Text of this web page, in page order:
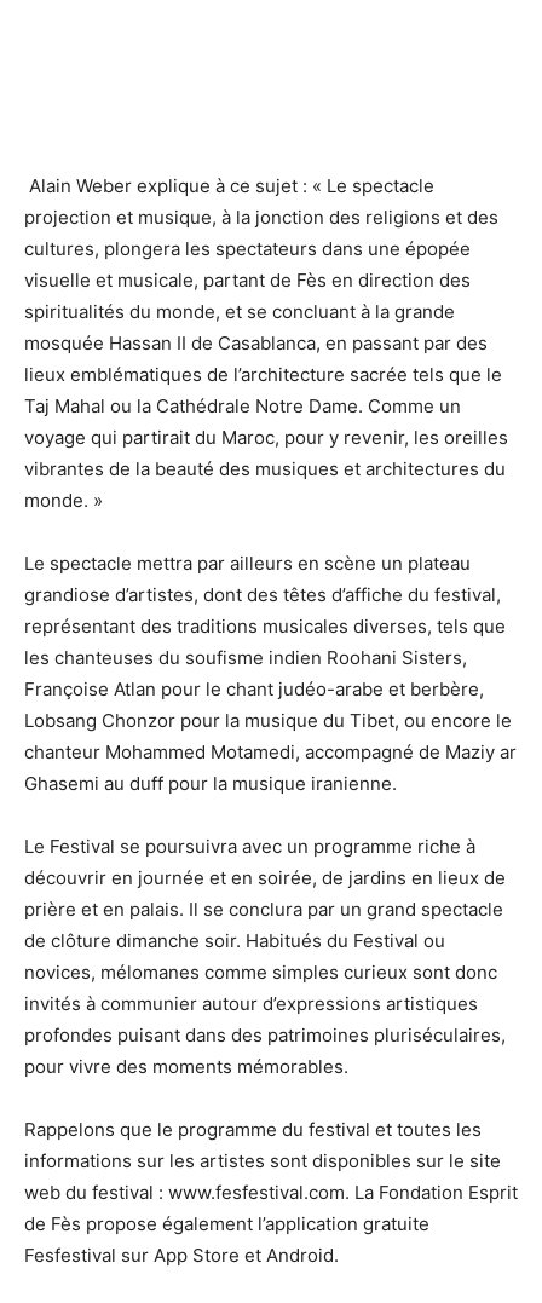
Alain Weber explique à ce sujet : « Le spectacle
projection et musique, à la jonction des religions et des
cultures, plongera les spectateurs dans une épopée
visuelle et musicale, partant de Fès en direction des
spiritualités du monde, et se concluant à la grande
mosquée Hassan II de Casablanca, en passant par des
lieux emblématiques de l’architecture sacrée tels que le
Taj Mahal ou la Cathédrale Notre Dame. Comme un
voyage qui partirait du Maroc, pour y revenir, les oreilles
vibrantes de la beauté des musiques et architectures du
monde. »
Le spectacle mettra par ailleurs en scène un plateau
grandiose d’artistes, dont des têtes d’affiche du festival,
représentant des traditions musicales diverses, tels que
les chanteuses du soufisme indien Roohani Sisters,
Françoise Atlan pour le chant judéo-arabe et berbère,
Lobsang Chonzor pour la musique du Tibet, ou encore le
chanteur Mohammed Motamedi, accompagné de Maziy ar
Ghasemi au duff pour la musique iranienne.
Le Festival se poursuivra avec un programme riche à
découvrir en journée et en soirée, de jardins en lieux de
prière et en palais. Il se conclura par un grand spectacle
de clôture dimanche soir. Habitués du Festival ou
novices, mélomanes comme simples curieux sont donc
invités à communier autour d’expressions artistiques
profondes puisant dans des patrimoines pluriséculaires,
pour vivre des moments mémorables.
Rappelons que le programme du festival et toutes les
informations sur les artistes sont disponibles sur le site
web du festival : www.fesfestival.com. La Fondation Esprit
de Fès propose également l’application gratuite
Fesfestival sur App Store et Android.